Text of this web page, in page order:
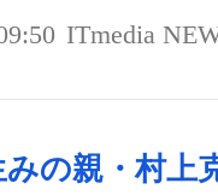
ITmedia
の親・村上